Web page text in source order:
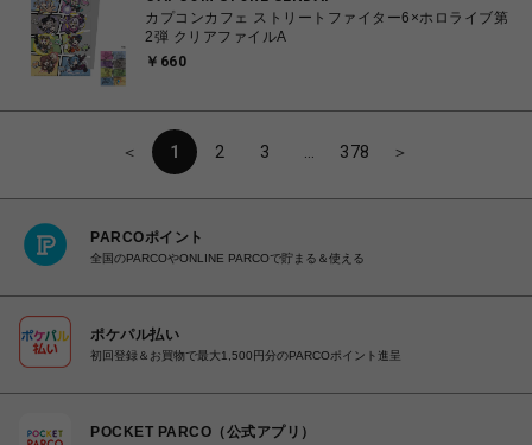
カプコンカフェ ストリートファイター6×ホロライブ第
2弾 クリアファイルA
￥660
＜ 1 2 3 378 ＞
PARCOポイント
全国のPARCOやONLINE PARCOで貯まる＆使える
ポケパル払い
初回登録＆お買物で最大1,500円分のPARCOポイント進呈
POCKET PARCO（公式アプリ）